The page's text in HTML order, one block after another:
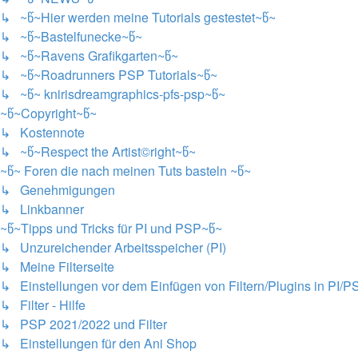
↳ ~წ~Hier werden meine Tutorials gestestet~წ~
↳ ~წ~Bastelfunecke~წ~
↳ ~წ~Ravens Grafikgarten~წ~
↳ ~წ~Roadrunners PSP Tutorials~წ~
↳ ~წ~ knirisdreamgraphics-pfs-psp~წ~
~წ~Copyright~წ~
↳ Kostennote
↳ ~წ~Respect the Artist©right~წ~
~წ~ Foren die nach meinen Tuts basteln ~წ~
↳ Genehmigungen
↳ Linkbanner
~წ~Tipps und Tricks für PI und PSP~წ~
↳ Unzureichender Arbeitsspeicher (PI)
↳ Meine Filterseite
↳ Einstellungen vor dem Einfügen von Filtern/Plugins in PI/
↳ Filter - Hilfe
↳ PSP 2021/2022 und Filter
↳ Einstellungen für den Ani Shop